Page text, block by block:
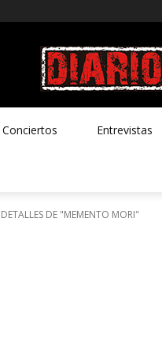
Conciertos Entrevistas
DE "MEMENTO MORI"